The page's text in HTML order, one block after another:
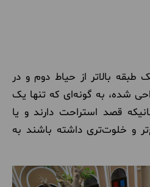
بالاتر از حیاط دوم و در
شده، به گونه‌ای که تنها یک
قصد استراحت دارند و یا
و خلوت‌تری داشته باشند به